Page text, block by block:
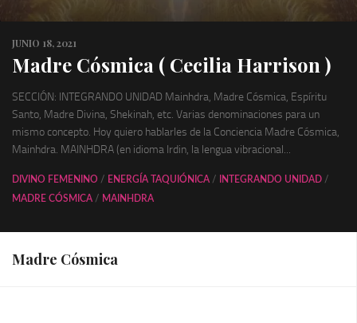
JUNIO 18, 2021
Madre Cósmica ( Cecilia Harrison )
SECCIÓN: INTEGRANDO UNIDAD Mainhdra, Madre Cósmica, Espíritu
Santo, Madre Divina, Shekinah, etc. Varias denominaciones para un
mismo concepto. Hoy quiero hablarles de la Conciencia Madre Cósmica,
Mainhdra. MAINHDRA (en idioma Irdin, la lengua vibracional...
DIVINO FEMENINO / ENERGÍA TAQUIÓNICA / INTEGRANDO UNIDAD /
MADRE CÓSMICA / MAINHDRA
Madre Cósmica